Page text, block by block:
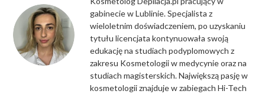
gabinecie w Lublinie. Specjalista z
wieloletnim doświadczeniem, po uzyskaniu
tytułu licencjata kontynuowała swoją
edukację na studiach podyplomowych z
zakresu Kosmetologii w medycynie oraz na
studiach magisterskich. Największą pasję w
kosmetologii znajduje w zabiegach Hi-Tech